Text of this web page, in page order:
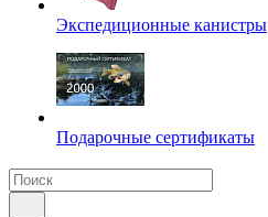
Экспедиционные канистры
Подарочные сертификаты